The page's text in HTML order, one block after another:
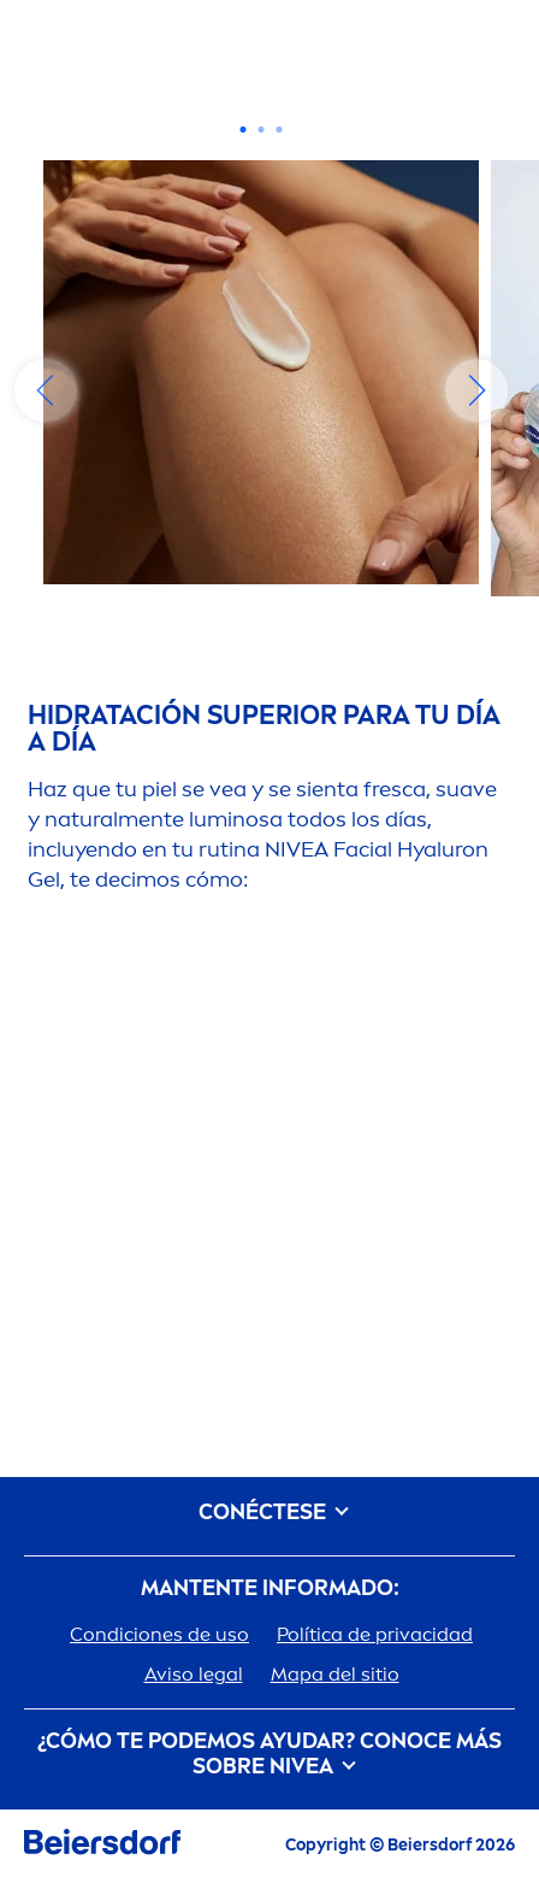
HIDRATACIÓN SUPERIOR PARA TU DÍA
A DÍA
Haz que tu piel se vea y se sienta fresca, suave
y naturalmente luminosa todos los días,
incluyendo en tu rutina NIVEA Facial Hyaluron
Gel, te decimos cómo:
MANTENTE INFORMADO:
Condiciones de uso
Política de privacidad
Aviso legal
Mapa del sitio
¿CÓMO TE PODEMOS AYUDAR? CONOCE MÁS
SOBRE NIVEA
Historia de la marca
Trabajar en Beiersdorf
Cómo cuida
el planeta Contacto
CONÉCTESE
Copyright © Beiersdorf 2026